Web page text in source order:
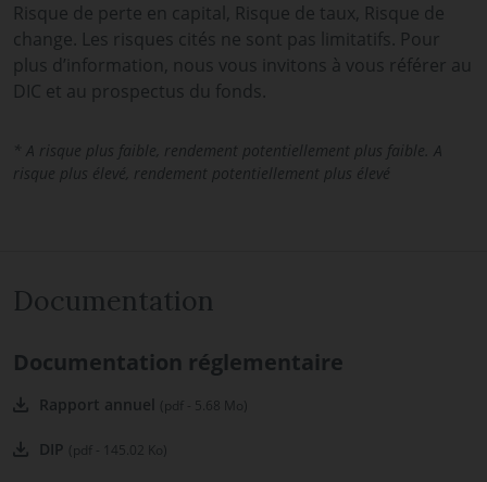
Risque de perte en capital, Risque de taux, Risque de
change. Les risques cités ne sont pas limitatifs. Pour
plus d’information, nous vous invitons à vous référer au
DIC et au prospectus du fonds.
* A risque plus faible, rendement potentiellement plus faible. A
risque plus élevé, rendement potentiellement plus élevé
Documentation
Documentation réglementaire
Rapport annuel (pdf - 5.68 Mo)
DIP (pdf - 145.02 Ko)